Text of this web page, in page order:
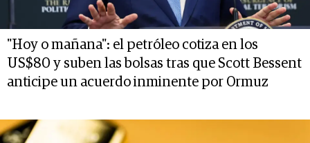
"Hoy o mañana": el petróleo cotiza en los
US$80 y suben las bolsas tras que Scott Bessent
anticipe un acuerdo inminente por Ormuz